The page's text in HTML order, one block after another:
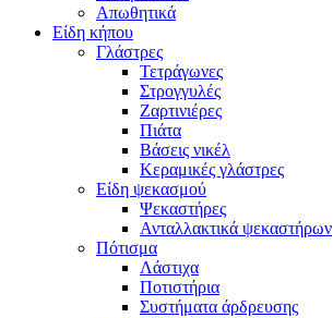
Απωθητικά
Είδη κήπου
Γλάστρες
Τετράγωνες
Στρογγυλές
Ζαρτινιέρες
Πιάτα
Βάσεις νικέλ
Κεραμικές γλάστρες
Είδη ψεκασμού
Ψεκαστήρες
Ανταλλακτικά ψεκαστήρων
Πότισμα
Λάστιχα
Ποτιστήρια
Συστήματα άρδρευσης